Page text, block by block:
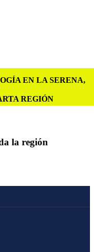
EN LA SERENA,
REGIÓN
la región